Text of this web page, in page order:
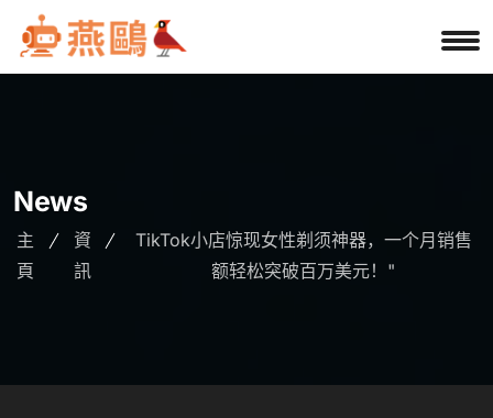
News
主
頁
資
訊
TikTok小店惊现女性剃须神器，一个月销售
额轻松突破百万美元！"